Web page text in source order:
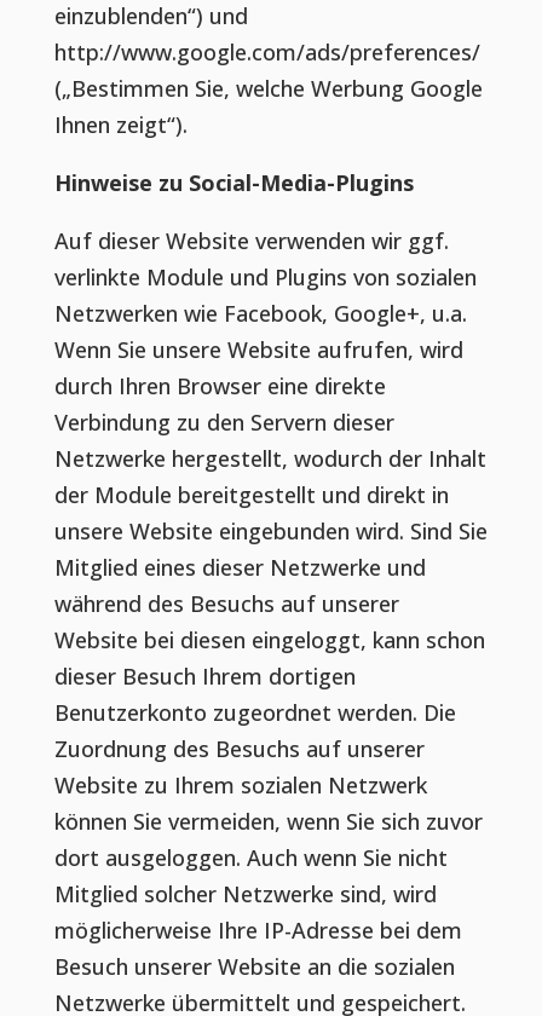
einzublenden“) und
http://www.google.com/ads/preferences/
(„Bestimmen Sie, welche Werbung Google
Ihnen zeigt“).
Hinweise zu Social-Media-Plugins
Auf dieser Website verwenden wir ggf.
verlinkte Module und Plugins von sozialen
Netzwerken wie Facebook, Google+, u.a.
Wenn Sie unsere Website aufrufen, wird
durch Ihren Browser eine direkte
Verbindung zu den Servern dieser
Netzwerke hergestellt, wodurch der Inhalt
der Module bereitgestellt und direkt in
unsere Website eingebunden wird. Sind Sie
Mitglied eines dieser Netzwerke und
während des Besuchs auf unserer
Website bei diesen eingeloggt, kann schon
dieser Besuch Ihrem dortigen
Benutzerkonto zugeordnet werden. Die
Zuordnung des Besuchs auf unserer
Website zu Ihrem sozialen Netzwerk
können Sie vermeiden, wenn Sie sich zuvor
dort ausgeloggen. Auch wenn Sie nicht
Mitglied solcher Netzwerke sind, wird
möglicherweise Ihre IP-Adresse bei dem
Besuch unserer Website an die sozialen
Netzwerke übermittelt und gespeichert.